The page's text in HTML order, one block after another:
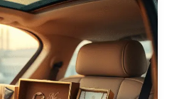
كل
تحتاج
لمعرفته
حول